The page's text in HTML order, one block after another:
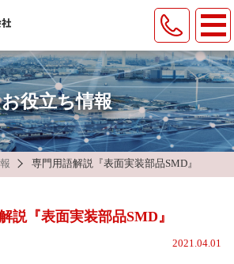
オンライン面談申し込み
お役立ち情報
専門用語解説『表面実装部品SMD』
説『表面実装部品SMD』
2021.04.01